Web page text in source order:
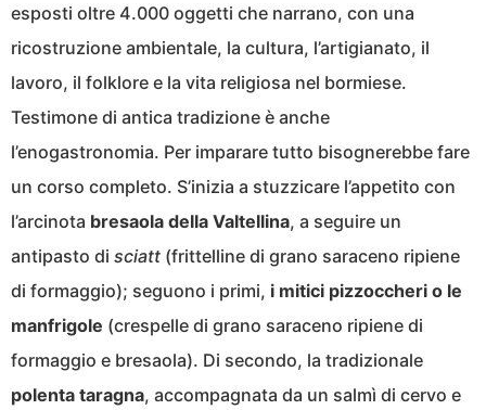
esposti oltre 4.000 oggetti che narrano, con una
ricostruzione ambientale, la cultura, l’artigianato, il
lavoro, il folklore e la vita religiosa nel bormiese.
Testimone di antica tradizione è anche
l’enogastronomia. Per imparare tutto bisognerebbe fare
un corso completo. S’inizia a stuzzicare l’appetito con
l’arcinota bresaola della Valtellina, a seguire un
antipasto di sciatt (frittelline di grano saraceno ripiene
di formaggio); seguono i primi, i mitici pizzoccheri o le
manfrigole (crespelle di grano saraceno ripiene di
formaggio e bresaola). Di secondo, la tradizionale
polenta taragna, accompagnata da un salmì di cervo e